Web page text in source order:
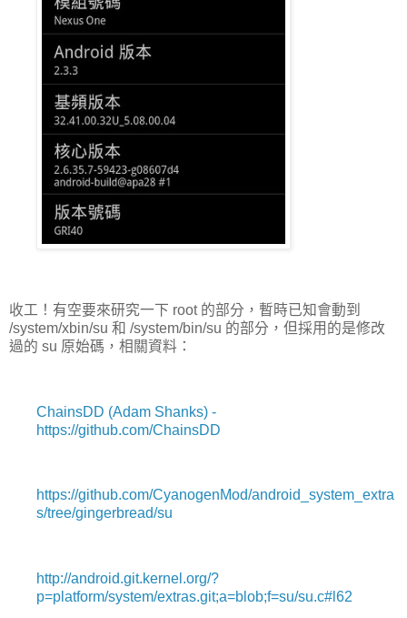
收工！有空要來研究一下 root 的部分，暫時已知會動到
/system/xbin/su 和 /system/bin/su 的部分，但採用的是修改
過的 su 原始碼，相關資料：
ChainsDD (Adam Shanks) -
https://github.com/ChainsDD
https://github.com/CyanogenMod/android_system_extra
s/tree/gingerbread/su
http://android.git.kernel.org/?
p=platform/system/extras.git;a=blob;f=su/su.c#l62